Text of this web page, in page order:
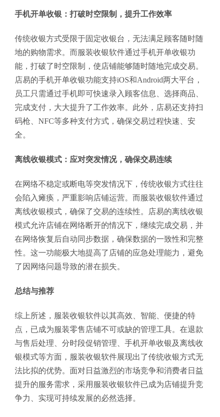
手机开单收银：打破时空限制，提升工作效率
传统收银方式受限于固定收银台，无法满足顾客随时随
地的购物需求。而服装收银软件通过手机开单收银功
能，打破了时空限制，使店铺能够随时随地完成交易。
店易的手机开单收银功能支持iOS和Android两大平台，
员工只需通过手机即可快速录入顾客信息、选择商品、
完成支付，大大提升了工作效率。此外，店易还支持扫
码枪、NFC等多种支付方式，确保交易过程快速、安
全。
离线收银模式：应对突发情况，确保交易连续
在网络不稳定或断电等突发情况下，传统收银方式往往
会陷入瘫痪，严重影响店铺运营。而服装收银软件通过
离线收银模式，确保了交易的连续性。店易的离线收银
模式允许店铺在网络断开的情况下，继续完成交易，并
在网络恢复后自动同步数据，确保数据的一致性和完整
性。这一功能极大地提高了店铺的应急处理能力，避免
了因网络问题导致的潜在损失。
总结与推荐
综上所述，服装收银软件以其高效、智能、便捷的特
点，已成为服装零售店铺不可或缺的管理工具。在退款
与售后处理、分时段促销管理、手机开单收银及离线收
银模式等方面，服装收银软件展现出了传统收银方式无
法比拟的优势。面对日益激烈的市场竞争和消费者日益
提升的服务需求，采用服装收银软件已成为店铺提升竞
争力、实现可持续发展的必然选择。